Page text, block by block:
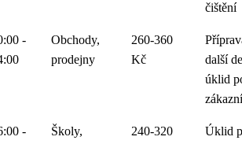
čištění
-
Obchody,
prodejny
260-360
Kč
další
úklid
-
Školy,
240-320
Úklid